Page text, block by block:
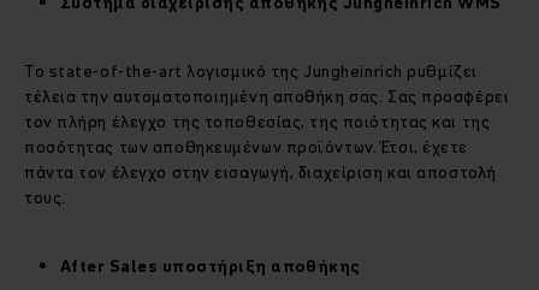
Το state-of-the-art λογισμικό της Jungheinrich ρυθμίζει
τέλεια την αυτοματοποιημένη αποθήκη σας. Σας προσφέρει
τον πλήρη έλεγχο της τοποθεσίας, της ποιότητας και της
ποσότητας των αποθηκευμένων προϊόντων. Έτσι, έχετε
πάντα τον έλεγχο στην εισαγωγή, διαχείριση και αποστολή
τους.
After Sales υποστήριξη αποθήκης